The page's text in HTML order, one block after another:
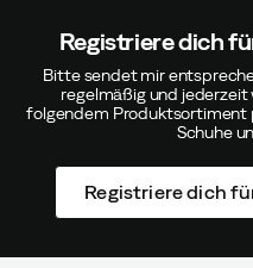
Registriere dich
Bitte sendet mir
regelmäßig und
folgendem Produktsortiment
Schuhe
Registriere dich